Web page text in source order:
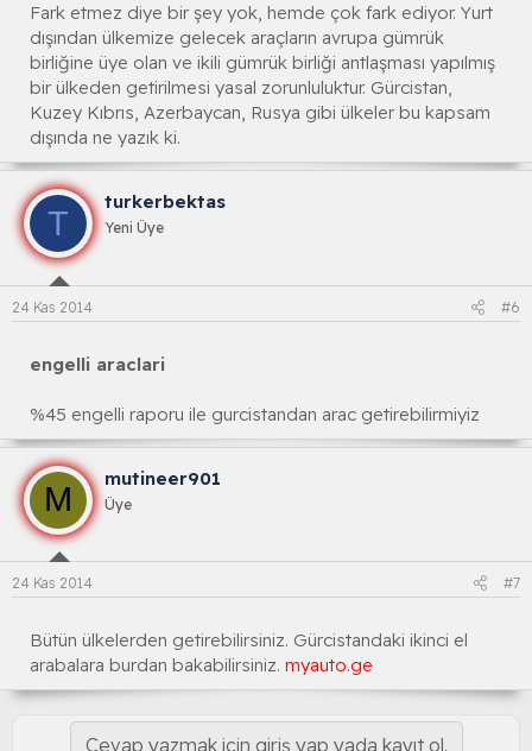
Fark etmez diye bir şey yok, hemde çok fark ediyor. Yurt
dışından ülkemize gelecek araçların avrupa gümrük
birliğine üye olan ve ikili gümrük birliği antlaşması yapılmış
bir ülkeden getirilmesi yasal zorunluluktur. Gürcistan,
Kuzey Kıbrıs, Azerbaycan, Rusya gibi ülkeler bu kapsam
dışında ne yazık ki.
T
turkerbektas
Yeni Üye
24 Kas 2014 #6
engelli araclari
%45 engelli raporu ile gurcistandan arac getirebilirmiyiz
M
mutineer901
Üye
24 Kas 2014 #7
Bütün ülkelerden getirebilirsiniz. Gürcistandaki ikinci el
arabalara burdan bakabilirsiniz. myauto.ge
Cevap yazmak için giriş yap yada kayıt ol.